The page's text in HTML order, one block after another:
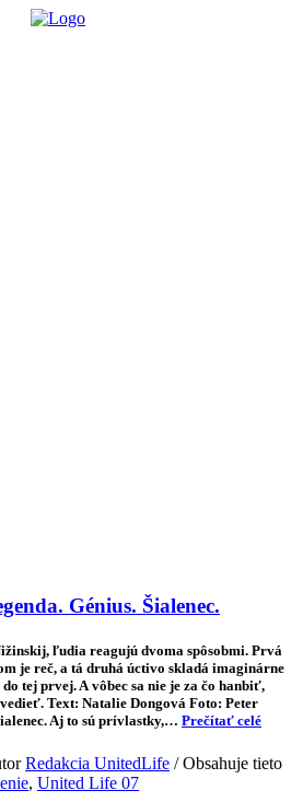
Génius. Šialenec.
ľudia reagujú dvoma spôsobmi. Prvá
je reč, a tá druhá úctivo skladá imaginárne
tej prvej. A vôbec sa nie je za čo hanbiť,
Text: Natalie Dongová Foto: Peter
Aj to sú prívlastky,… Prečítať celé
Redakcia UnitedLife / Obsahuje tieto
, United Life 07